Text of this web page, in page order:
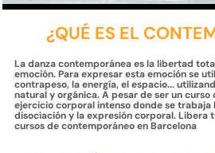
¿QUÉ ES EL
La danza contemporánea es la libertad
emoción. Para expresar esta emoción se
contrapeso, la energía, el espacio...
natural y orgánica. A pesar de ser un curso
ejercicio corporal intenso donde se trabaja
disociación y la expresión corporal. Libera
cursos de contemporáneo en Barcelona